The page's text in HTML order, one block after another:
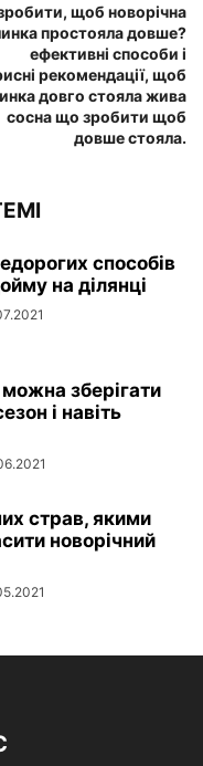
щоб новорічна
простояла довше?
ефективні способи і
рекомендації, щоб
довго стояла жива
сосна що зробити щоб
довше стояла.
способів
на ділянці
зберігати
і навіть
страв, якими
новорічний